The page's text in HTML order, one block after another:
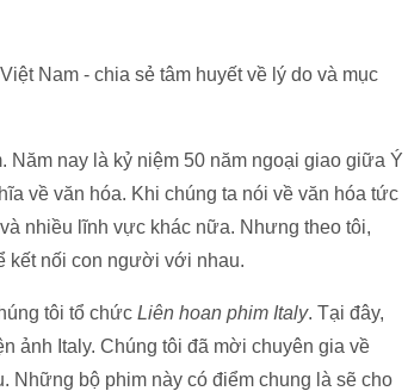
Nam - chia sẻ tâm huyết về lý do và mục
Năm nay là kỷ niệm 50 năm ngoại giao giữa Ý
về văn hóa. Khi chúng ta nói về văn hóa tức
nhiều lĩnh vực khác nữa. Nhưng theo tôi,
kết nối con người với nhau.
tôi tổ chức Liên hoan phim Italy. Tại đây,
ảnh Italy. Chúng tôi đã mời chuyên gia về
Những bộ phim này có điểm chung là sẽ cho